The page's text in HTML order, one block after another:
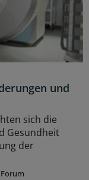
und
sich die
Gesundheit
der